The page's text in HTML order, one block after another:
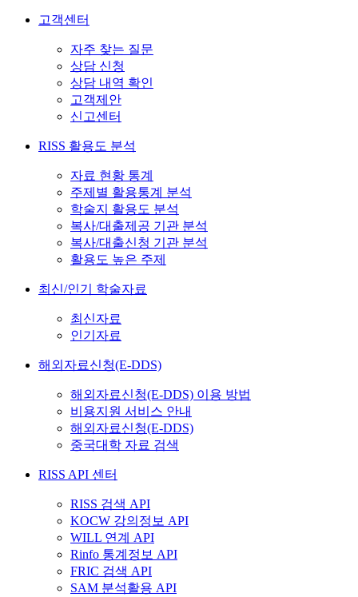
고객센터
자주 찾는 질문
상담 신청
상담 내역 확인
고객제안
신고센터
RISS 활용도 분석
자료 현황 통계
주제별 활용통계 분석
학술지 활용도 분석
복사/대출제공 기관 분석
복사/대출신청 기관 분석
활용도 높은 주제
최신/인기 학술자료
최신자료
인기자료
해외자료신청(E-DDS)
해외자료신청(E-DDS) 이용 방법
비용지원 서비스 안내
해외자료신청(E-DDS)
중국대학 자료 검색
RISS API 센터
RISS 검색 API
KOCW 강의정보 API
WILL 연계 API
Rinfo 통계정보 API
FRIC 검색 API
SAM 분석활용 API